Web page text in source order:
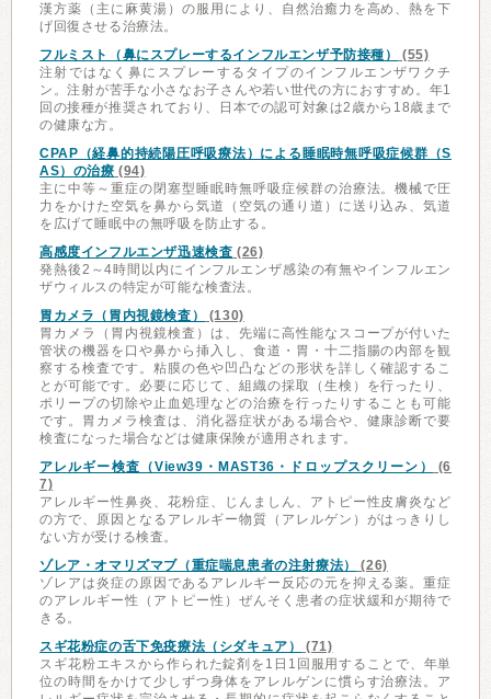
漢方薬（主に麻黄湯）の服用により、自然治癒力を高め、熱を下
げ回復させる治療法。
フルミスト（鼻にスプレーするインフルエンザ予防接種）
(55)
注射ではなく鼻にスプレーするタイプのインフルエンザワクチ
ン。注射が苦手な小さなお子さんや若い世代の方におすすめ。年1
回の接種が推奨されており、日本での認可対象は2歳から18歳まで
の健康な方。
CPAP（経鼻的持続陽圧呼吸療法）による睡眠時無呼吸症候群（S
AS）の治療 (94)
主に中等～重症の閉塞型睡眠時無呼吸症候群の治療法。機械で圧
力をかけた空気を鼻から気道（空気の通り道）に送り込み、気道
を広げて睡眠中の無呼吸を防止する。
高感度インフルエンザ迅速検査 (26)
発熱後2～4時間以内にインフルエンザ感染の有無やインフルエン
ザウィルスの特定が可能な検査法。
胃カメラ（胃内視鏡検査）
(130)
胃カメラ（胃内視鏡検査）は、先端に高性能なスコープが付いた
管状の機器を口や鼻から挿入し、食道・胃・十二指腸の内部を観
察する検査です。粘膜の色や凹凸などの形状を詳しく確認するこ
とが可能です。必要に応じて、組織の採取（生検）を行ったり、
ポリープの切除や止血処理などの治療を行ったりすることも可能
です。胃カメラ検査は、消化器症状がある場合や、健康診断で要
検査になった場合などは健康保険が適用されます。
アレルギー検査（View39・MAST36・ドロップスクリーン）
(6
7)
アレルギー性鼻炎、花粉症、じんましん、アトピー性皮膚炎など
の方で、原因となるアレルギー物質（アレルゲン）がはっきりし
ない方が受ける検査。
ゾレア・オマリズマブ（重症喘息患者の注射療法）
(26)
ゾレアは炎症の原因であるアレルギー反応の元を抑える薬。重症
のアレルギー性（アトピー性）ぜんそく患者の症状緩和が期待で
きる。
スギ花粉症の舌下免疫療法（シダキュア）
(71)
スギ花粉エキスから作られた錠剤を1日1回服用することで、年単
位の時間をかけて少しずつ身体をアレルゲンに慣らす治療法。ア